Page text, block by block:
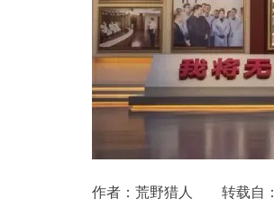
作者：荒野猎人 转载自：